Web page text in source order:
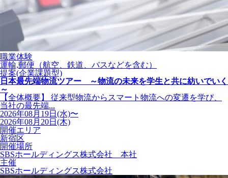
職業体験
運輸,郵便（航空、鉄道、バスなどを含む）
提案(企業課題型)
日本最先端物流ツアー ～物流の未来を学生と共に紡いでいく
～
【全体概要】 従来型物流からスマート物流への変遷を学び、
当社の最先端...
2026年08月19日(水)〜
2026年08月20日(木)
開催エリア
新宿区
開催場所
SBSホールディングス株式会社 本社
主催
SBSホールディングス株式会社